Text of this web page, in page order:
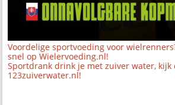
Voordelige sportvoeding voor
snel op Wielervoeding.nl!
Sportdrank drink je met zuiver water, kijk
123zuiverwater.nl!